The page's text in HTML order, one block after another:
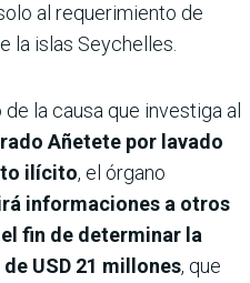
al requerimiento de
la islas Seychelles.
la causa que investiga al
Añetete por lavado
ilícito, el órgano
informaciones a otros
fin de determinar la
USD 21 millones, que